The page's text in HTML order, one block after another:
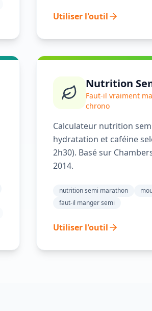
Utiliser l'outil
Nutrition
Faut-il vraiment
chrono
Calculateur nutrition
hydratation et caféine
2h30). Basé sur
2014.
nutrition semi marathon
faut-il manger semi
Utiliser l'outil